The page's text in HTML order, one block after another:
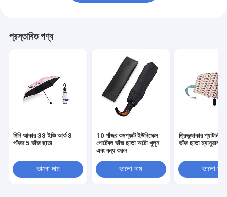
প্রস্তাবিত পণ্য
মিনি আকার 38 ইঞ্চি আর্ক 8
পাঁজর 5 ভাঁজ ছাতা
ভালো দাম
10 পাঁজর কমপ্যাক্ট ইউনিসেক্স
পোর্টেবল ভাঁজ ছাতা অটো খুলুন
এবং বন্ধ করুন
ভালো দাম
ত্রিভুজাকার প্যাটার্ন
ভাঁজ ছাতা ম্যানুয়াল
ভালো দাম